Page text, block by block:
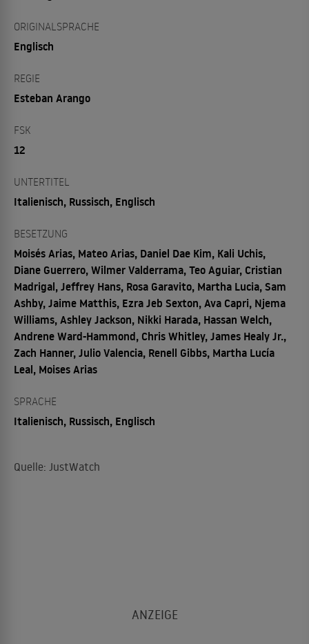
ORIGINALSPRACHE
Englisch
REGIE
Esteban Arango
FSK
12
UNTERTITEL
Italienisch, Russisch, Englisch
BESETZUNG
Moisés Arias, Mateo Arias, Daniel Dae Kim, Kali Uchis,
Diane Guerrero, Wilmer Valderrama, Teo Aguiar, Cristian
Madrigal, Jeffrey Hans, Rosa Garavito, Martha Lucia, Sam
Ashby, Jaime Matthis, Ezra Jeb Sexton, Ava Capri, Njema
Williams, Ashley Jackson, Nikki Harada, Hassan Welch,
Andrene Ward-Hammond, Chris Whitley, James Healy Jr.,
Zach Hanner, Julio Valencia, Renell Gibbs, Martha Lucía
Leal, Moises Arias
SPRACHE
Italienisch, Russisch, Englisch
Quelle: JustWatch